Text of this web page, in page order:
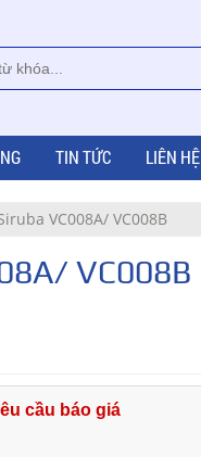
TIN TỨC LIÊN HỆ
VC008A/ VC008B
VC008B
cầu báo giá